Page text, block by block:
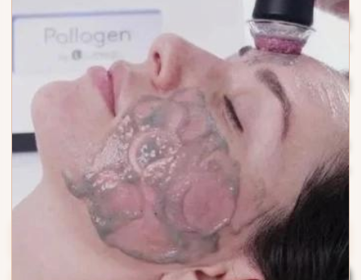
10:00 - 21:00
ежедневно
ответим за 1 минуту
Отзывы Блог FAQ
О клинике Онлайн-запись
Приглашаем познакомиться лично
и со скидкой 10%*
Особенно когда за плечами
22 года практики